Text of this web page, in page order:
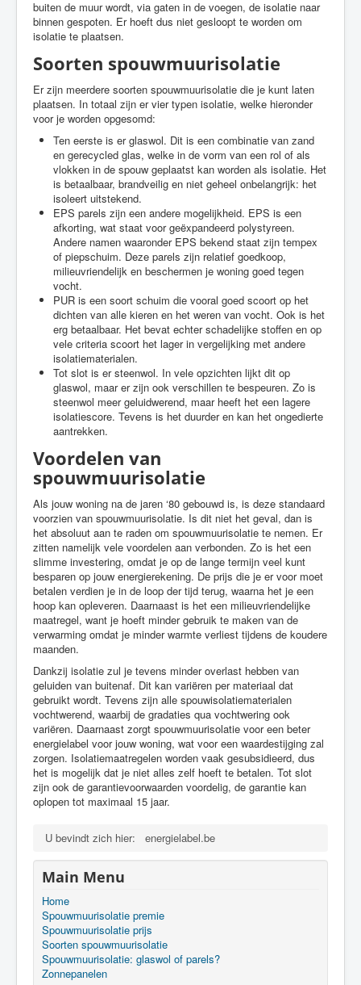
buiten de muur wordt, via gaten in de voegen, de isolatie naar
binnen gespoten. Er hoeft dus niet gesloopt te worden om
isolatie te plaatsen.
Soorten spouwmuurisolatie
Er zijn meerdere soorten spouwmuurisolatie die je kunt laten
plaatsen. In totaal zijn er vier typen isolatie, welke hieronder
voor je worden opgesomd:
Ten eerste is er glaswol. Dit is een combinatie van zand
en gerecycled glas, welke in de vorm van een rol of als
vlokken in de spouw geplaatst kan worden als isolatie. Het
is betaalbaar, brandveilig en niet geheel onbelangrijk: het
isoleert uitstekend.
EPS parels zijn een andere mogelijkheid. EPS is een
afkorting, wat staat voor geëxpandeerd polystyreen.
Andere namen waaronder EPS bekend staat zijn tempex
of piepschuim. Deze parels zijn relatief goedkoop,
milieuvriendelijk en beschermen je woning goed tegen
vocht.
PUR is een soort schuim die vooral goed scoort op het
dichten van alle kieren en het weren van vocht. Ook is het
erg betaalbaar. Het bevat echter schadelijke stoffen en op
vele criteria scoort het lager in vergelijking met andere
isolatiematerialen.
Tot slot is er steenwol. In vele opzichten lijkt dit op
glaswol, maar er zijn ook verschillen te bespeuren. Zo is
steenwol meer geluidwerend, maar heeft het een lagere
isolatiescore. Tevens is het duurder en kan het ongedierte
aantrekken.
Voordelen van
spouwmuurisolatie
Als jouw woning na de jaren ‘80 gebouwd is, is deze standaard
voorzien van spouwmuurisolatie. Is dit niet het geval, dan is
het absoluut aan te raden om spouwmuurisolatie te nemen. Er
zitten namelijk vele voordelen aan verbonden. Zo is het een
slimme investering, omdat je op de lange termijn veel kunt
besparen op jouw energierekening. De prijs die je er voor moet
betalen verdien je in de loop der tijd terug, waarna het je een
hoop kan opleveren. Daarnaast is het een milieuvriendelijke
maatregel, want je hoeft minder gebruik te maken van de
verwarming omdat je minder warmte verliest tijdens de koudere
maanden.
Dankzij isolatie zul je tevens minder overlast hebben van
geluiden van buitenaf. Dit kan variëren per materiaal dat
gebruikt wordt. Tevens zijn alle spouwisolatiematerialen
vochtwerend, waarbij de gradaties qua vochtwering ook
variëren. Daarnaast zorgt spouwmuurisolatie voor een beter
energielabel voor jouw woning, wat voor een waardestijging zal
zorgen. Isolatiemaatregelen worden vaak gesubsidieerd, dus
het is mogelijk dat je niet alles zelf hoeft te betalen. Tot slot
zijn ook de garantievoorwaarden voordelig, de garantie kan
oplopen tot maximaal 15 jaar.
U bevindt zich hier: energielabel.be
Main Menu
Home
Spouwmuurisolatie premie
Spouwmuurisolatie prijs
Soorten spouwmuurisolatie
Spouwmuurisolatie: glaswol of parels?
Zonnepanelen